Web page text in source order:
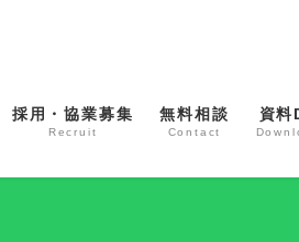
採用・協業募集
Recruit
無料相談
Contact
資料